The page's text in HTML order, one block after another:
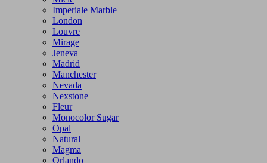
Imperiale Marble
London
Louvre
Mirage
Jeneva
Madrid
Manchester
Nevada
Nexstone
Fleur
Monocolor Sugar
Opal
Natural
Magma
Orlando